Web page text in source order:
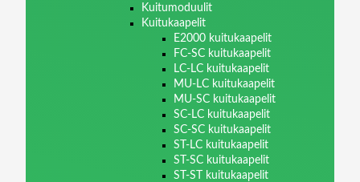
Kuitumoduulit
Kuitukaapelit
E2000 kuitukaapelit
FC-SC kuitukaapelit
LC-LC kuitukaapelit
MU-LC kuitukaapelit
MU-SC kuitukaapelit
SC-LC kuitukaapelit
SC-SC kuitukaapelit
ST-LC kuitukaapelit
ST-SC kuitukaapelit
ST-ST kuitukaapelit